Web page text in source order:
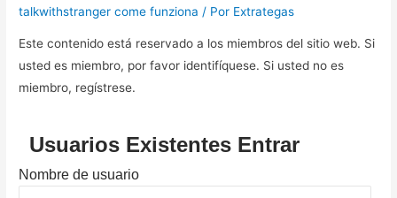
talkwithstranger come funziona / Por Extrategas
Este contenido está reservado a los miembros del sitio web. Si
usted es miembro, por favor identifíquese. Si usted no es
miembro, regístrese.
Usuarios Existentes Entrar
Nombre de usuario